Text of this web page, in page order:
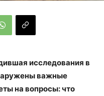
исследования в
важные
на вопросы: что